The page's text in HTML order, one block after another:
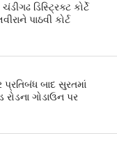
ડિસ્ટ્રિક્ટ કોર્ટે
પાઠવી કોર્ટ
બાદ સુરતમાં
રોડના ગોડાઉન પર